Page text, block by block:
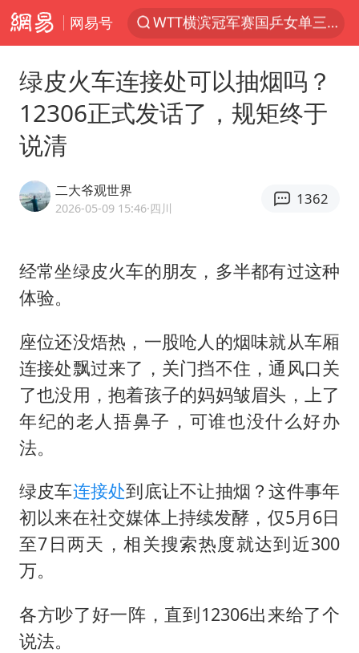
网易号
光影经济撬动暑期消费新蓝海
梁家辉：到内地拍戏不是北上是回归
泰国初中生饮弹自尽前开了26枪
几元成本的AI广告导致千万市值蒸发
夏日经济乘“热”而上 消费市场向“新”而行
白海豚将正面袭击贯穿浙江
酒店回应车内过夜被收150元
黄金牛市回来了吗
杭州全市有序停课
36岁男演员成景区NPC后人气爆棚
乐享全民健身 共筑健康中国
绿皮火车连接处可以抽烟吗？
12306正式发话了，规矩终于
说清
二大爷观世界
2026-05-09 15:46·四川
1362
经常坐绿皮火车的朋友，多半都有过这种
体验。
座位还没焐热，一股呛人的烟味就从车厢
连接处飘过来了，关门挡不住，通风口关
了也没用，抱着孩子的妈妈皱眉头，上了
年纪的老人捂鼻子，可谁也没什么好办
法。
绿皮车连接处到底让不让抽烟？这件事年
初以来在社交媒体上持续发酵，仅5月6日
至7日两天，相关搜索热度就达到近300
万。
各方吵了好一阵，直到12306出来给了个
说法。